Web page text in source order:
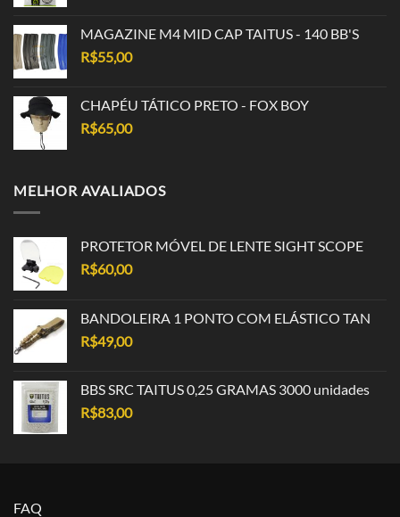
MAGAZINE M4 MID CAP TAITUS - 140 BB'S
R$55,00
CHAPÉU TÁTICO PRETO - FOX BOY
R$65,00
MELHOR AVALIADOS
PROTETOR MÓVEL DE LENTE SIGHT SCOPE
R$60,00
BANDOLEIRA 1 PONTO COM ELÁSTICO TAN
R$49,00
BBS SRC TAITUS 0,25 GRAMAS 3000 unidades
R$83,00
FAQ